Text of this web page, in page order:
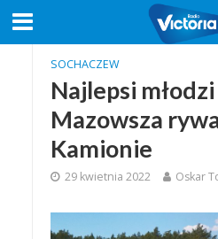
SOCHACZEW
Najlepsi
Mazowsza
Kamionie
29 kwietnia 2022 Oskar